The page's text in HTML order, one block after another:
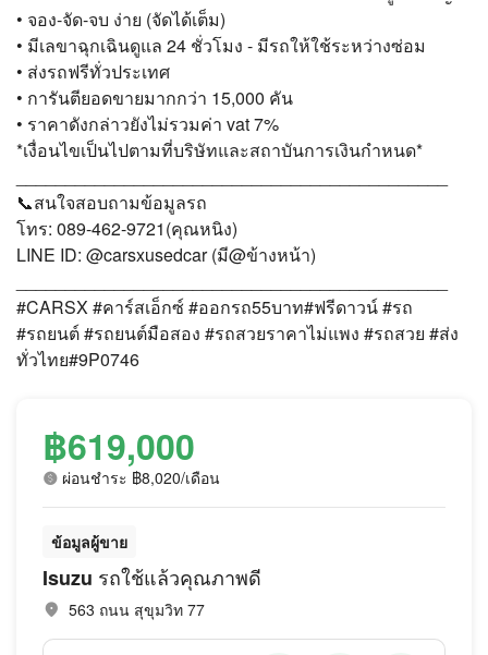
• จอง-จัด-จบ ง่าย (จัดได้เต็ม)
• มีเลขาฉุกเฉินดูแล 24 ชั่วโมง - มีรถให้ใช้ระหว่างซ่อม
• ส่งรถฟรีทั่วประเทศ
• การันตียอดขายมากกว่า 15,000 คัน
• ราคาดังกล่าวยังไม่รวมค่า vat 7%
*เงื่อนไขเป็นไปตามที่บริษัทและสถาบันการเงินกำหนด*
📞สนใจสอบถามข้อมูลรถ
โทร: 089-462-9721(คุณหนิง)
LINE ID: @carsxusedcar (มี@ข้างหน้า)
#CARSX #คาร์สเอ็กซ์ #ออกรถ55บาท#ฟรีดาวน์ #รถ
#รถยนต์ #รถยนต์มือสอง #รถสวยราคาไม่แพง #รถสวย #ส่ง
ทั่วไทย#9P0746
฿619,000
ผ่อนชำระ ฿8,020/เดือน
ข้อมูลผู้ขาย
Isuzu รถใช้แล้วคุณภาพดี
563 ถนน สุขุมวิท 77